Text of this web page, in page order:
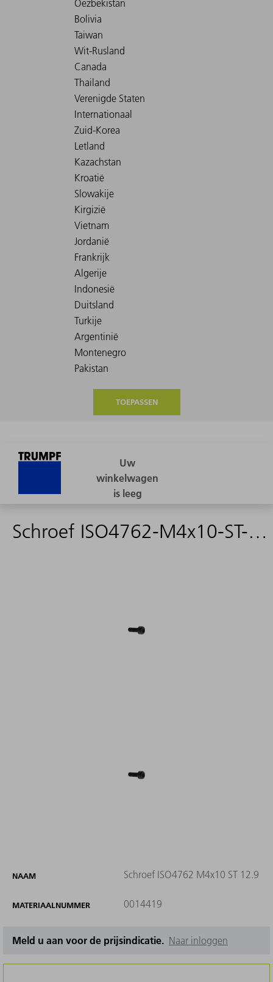
TOEPASSEN
Schroef ISO4762-M4x10-ST-12.9
NAAM Schroef ISO4762 M4x10 ST 12.9
MATERIAALNUMMER 0014419
Meld u aan voor de prijsindicatie. Naar inloggen